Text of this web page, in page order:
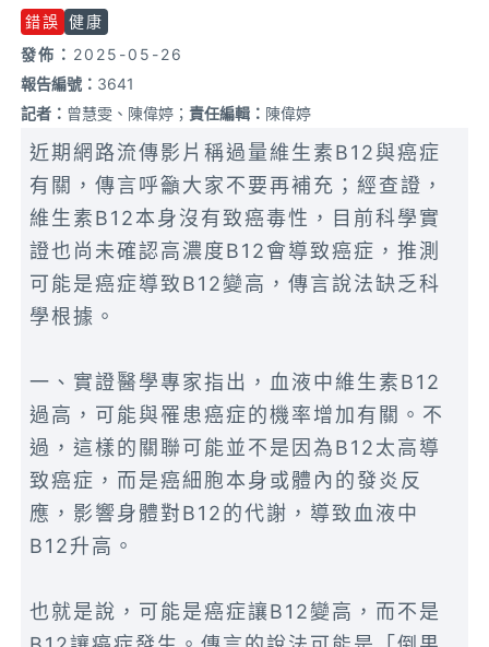
錯誤 健康
發佈： 2025-05-26
報告編號： 3641
記者： 曾慧雯、陳偉婷；責任編輯： 陳偉婷
近期網路流傳影片稱過量維生素B12與癌症
有關，傳言呼籲大家不要再補充；經查證，
維生素B12本身沒有致癌毒性，目前科學實
證也尚未確認高濃度B12會導致癌症，推測
可能是癌症導致B12變高，傳言說法缺乏科
學根據。
一、實證醫學專家指出，血液中維生素B12
過高，可能與罹患癌症的機率增加有關。不
過，這樣的關聯可能並不是因為B12太高導
致癌症，而是癌細胞本身或體內的發炎反
應，影響身體對B12的代謝，導致血液中
B12升高。
也就是說，可能是癌症讓B12變高，而不是